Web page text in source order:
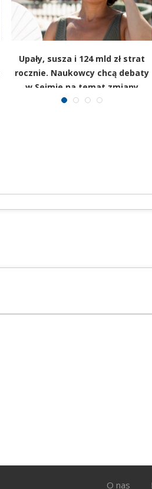
Upały, susza i 124 mld zł strat
rocznie. Naukowcy chcą debaty
w Sejmie na temat zmiany
klimatu
O nas